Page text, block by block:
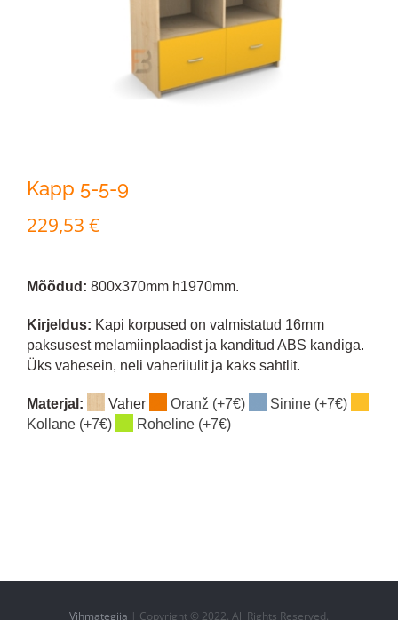
Kapp 5-5-9
229,53 €
Mõõdud: 800x370mm h1970mm.
Kirjeldus: Kapi korpused on valmistatud 16mm
paksusest melamiinplaadist ja kanditud ABS kandiga.
Üks vahesein, neli vaheriiulit ja kaks sahtlit.
Materjal: Vaher Oranž (+7€)
Sinine (+7€)
Kollane (+7€)
Roheline (+7€)
Vihmategija | Copyright © 2022. All Rights Reserved.